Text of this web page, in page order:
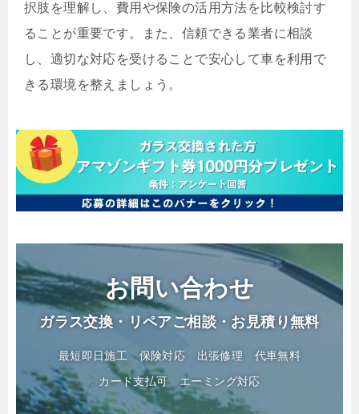
択肢を理解し、費用や保険の活用方法を比較検討す
ることが重要です。また、信頼できる業者に相談
し、適切な対応を受けることで安心して車を利用で
きる環境を整えましょう。
お問い合わせ
ガラス交換・リペアご相談・お見積り無料
最短即日施工 保険対応 出張修理
代車無料
カード支払可
エーミング対応